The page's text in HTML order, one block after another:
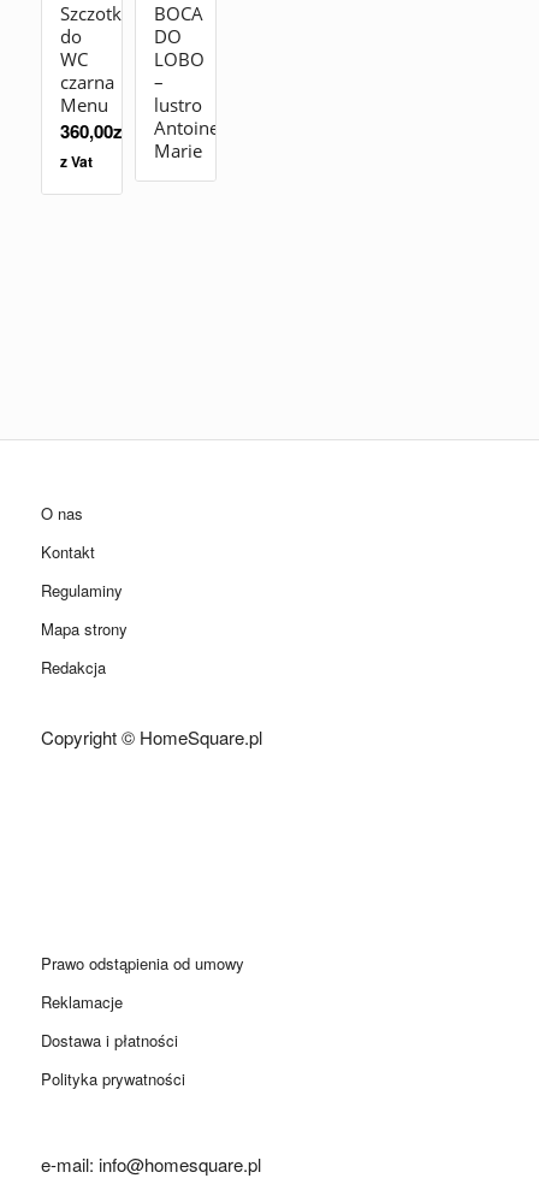
Szczotka
do
WC
czarna
Menu
360,00zł
z Vat
BOCA
DO
LOBO
–
lustro
Antoinette
Marie
O nas
Kontakt
Regulaminy
Mapa strony
Redakcja
Copyright © HomeSquare.pl
Prawo odstąpienia od umowy
Reklamacje
Dostawa i płatności
Polityka prywatności
e-mail: info@homesquare.pl